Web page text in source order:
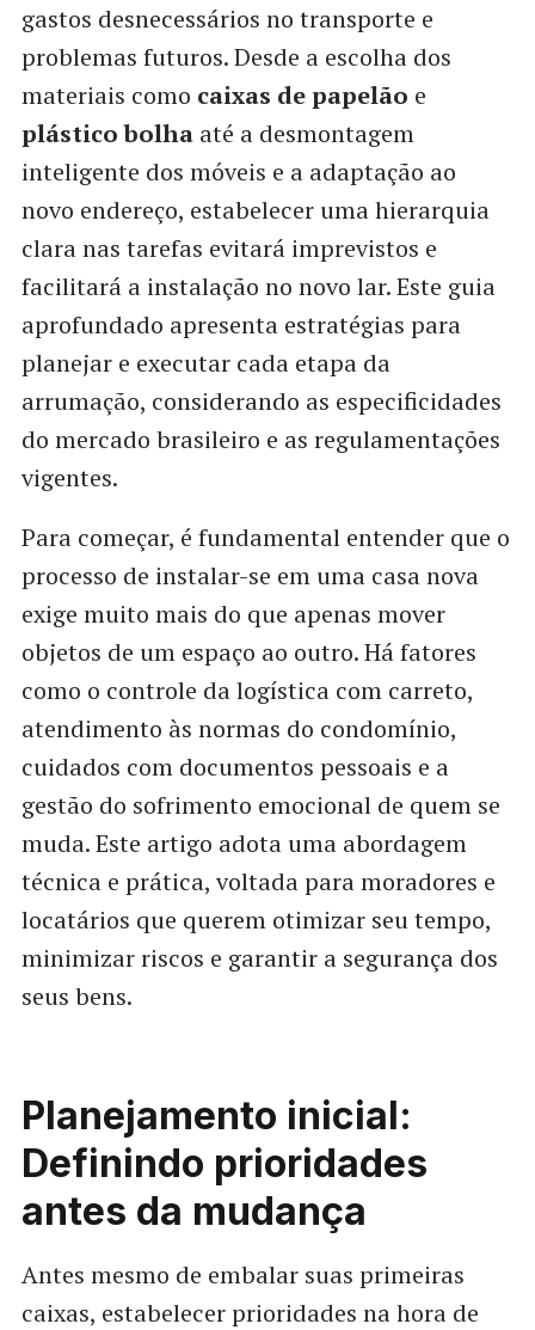
gastos desnecessários no transporte e
problemas futuros. Desde a escolha dos
materiais como caixas de papelão e
plástico bolhaaté a desmontagem
inteligente dos móveis e a adaptação ao
novo endereço, estabelecer uma hierarquia
clara nas tarefas evitará imprevistos e
facilitará a instalação no novo lar. Este guia
aprofundado apresenta estratégias para
planejar e executar cada etapa da
arrumação, considerando as especificidades
do mercado brasileiro e as regulamentações
vigentes.
Para começar, é fundamental entender que o
processo de instalar-se em uma casa nova
exige muito mais do que apenas mover
objetos de um espaço ao outro. Há fatores
como o controle da logística com carreto,
atendimento às normas do condomínio,
cuidados com documentos pessoais e a
gestão do sofrimento emocional de quem se
muda. Este artigo adota uma abordagem
técnica e prática, voltada para moradores e
locatários que querem otimizar seu tempo,
minimizar riscos e garantir a segurança dos
seus bens.
Planejamento inicial:
Definindo prioridades
antes da mudança
Antes mesmo de embalar suas primeiras
caixas, estabelecer prioridades na hora de